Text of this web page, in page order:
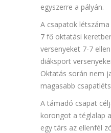
egyszerre a pályán.
A csapatok
7 fő oktatási
versenyeket 7-7
diáksport
Oktatás során nem
magasabb
A támadó csapat
korongot a téglalap
egy társ az ellenfél